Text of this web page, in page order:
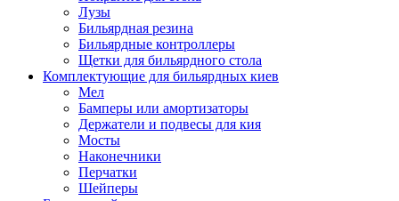
Лузы
Бильярдная резина
Бильярдные контроллеры
Щетки для бильярдного стола
Комплектующие для бильярдных киев
Мел
Бамперы или амортизаторы
Держатели и подвесы для кия
Мосты
Наконечники
Перчатки
Шейперы